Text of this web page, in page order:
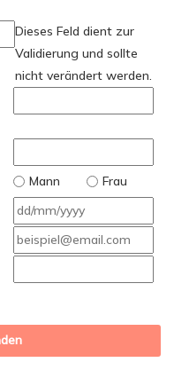
Dieses Feld dient zur
Validierung und sollte
nicht verändert werden.
Mann Frau
MM